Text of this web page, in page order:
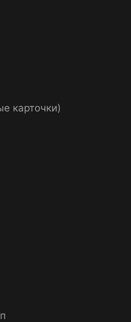
карточки)